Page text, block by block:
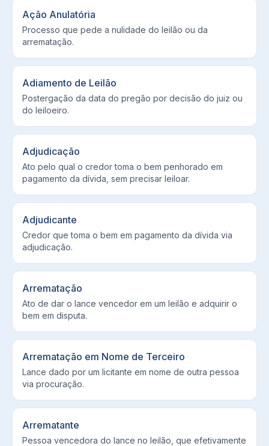
Ação Anulatória
Processo que pede a nulidade do leilão ou da
arrematação.
Adiamento de Leilão
Postergação da data do pregão por decisão do juiz ou
do leiloeiro.
Adjudicação
Ato pelo qual o credor toma o bem penhorado em
pagamento da dívida, sem precisar leiloar.
Adjudicante
Credor que toma o bem em pagamento da dívida via
adjudicação.
Arrematação
Ato de dar o lance vencedor em um leilão e adquirir o
bem em disputa.
Arrematação em Nome de Terceiro
Lance dado por um licitante em nome de outra pessoa
via procuração.
Arrematante
Pessoa vencedora do lance no leilão, que efetivamente